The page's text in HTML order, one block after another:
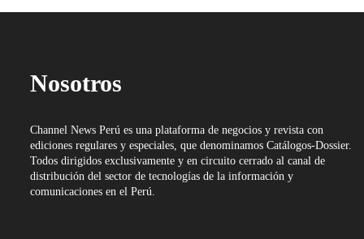
Nosotros
Channel News Perú es una plataforma de negocios y revista con
ediciones regulares y especiales, que denominamos Catálogos-Dossier.
Todos dirigidos exclusivamente y en circuito cerrado al canal de
distribución del sector de tecnologías de la información y
comunicaciones en el Perú.